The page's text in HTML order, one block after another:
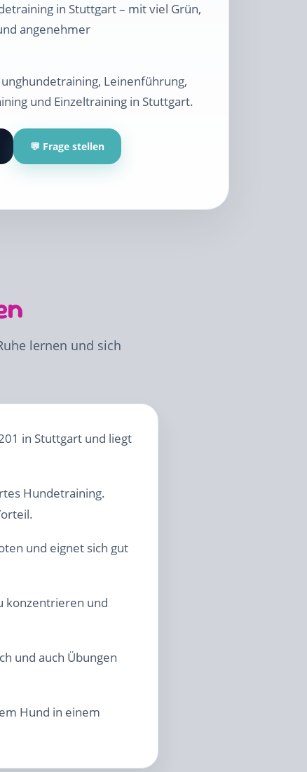
in Stuttgart – mit viel Grün,
angenehmer
Leinenführung,
und Einzeltraining in Stuttgart.
💬 Frage stellen
lernen und sich
in Stuttgart und liegt
Hundetraining.
und eignet sich gut
konzentrieren und
und auch Übungen
Hund in einem